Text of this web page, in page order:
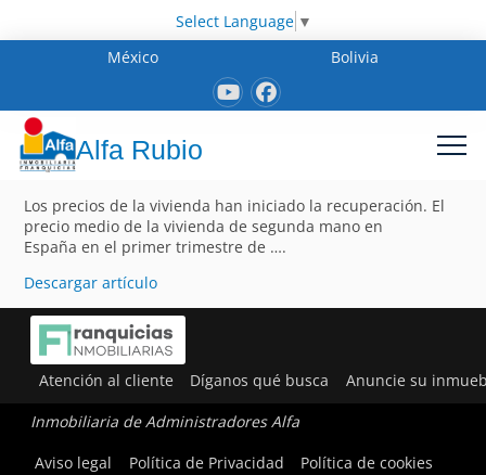
Select Language ▼
México
Bolivia
Alfa Rubio
Los precios de la vivienda han iniciado la recuperación. El
precio medio de la vivienda de segunda mano en
España en el primer trimestre de ….
Descargar artículo
Atención al cliente Díganos qué busca Anuncie su
Inmobiliaria de Administradores Alfa
Aviso legal
Política de Privacidad Política de cookies